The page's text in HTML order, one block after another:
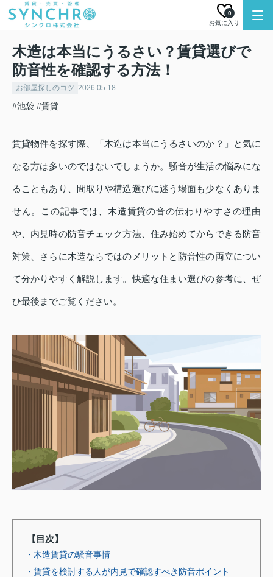
お気に入り
0
木造は本当にうるさい？賃貸選びで
防音性を確認する方法！
お部屋探しのコツ 2026.05.18
#池袋 #賃貸
賃貸物件を探す際、「木造は本当にうるさいのか？」と気に
なる方は多いのではないでしょうか。騒音が生活の悩みにな
ることもあり、間取りや構造選びに迷う場面も少なくありま
せん。この記事では、木造賃貸の音の伝わりやすさの理由
や、内見時の防音チェック方法、住み始めてからできる防音
対策、さらに木造ならではのメリットと防音性の両立につい
て分かりやすく解説します。快適な住まい選びの参考に、ぜ
ひ最後までご覧ください。
【目次】
・木造賃貸の騒音事情
・賃貸を検討する人が内見で確認すべき防音ポイント